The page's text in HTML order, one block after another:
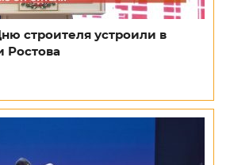
строителя устроили в
Ростова